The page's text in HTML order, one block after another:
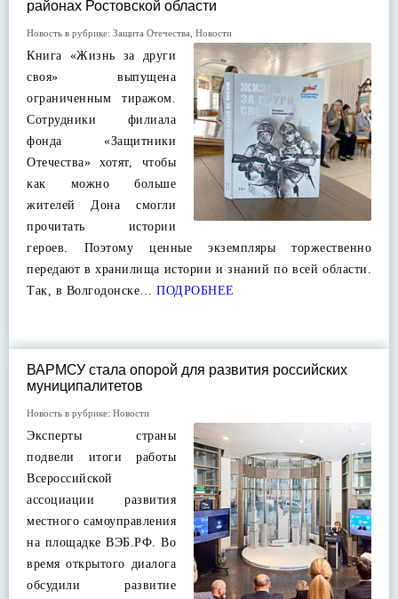
районах Ростовской области
Новость в рубрике: Защита Отечества Новости
Книга «Жизнь за други
своя» выпущена
ограниченным тиражом.
Сотрудники филиала
фонда «Защитники
Отечества» хотят, чтобы
как можно больше
жителей Дона смогли
прочитать истории
героев. Поэтому ценные экземпляры торжественно
передают в хранилища истории и знаний по всей области.
Так, в Волгодонске… ПОДРОБНЕЕ
ВАРМСУ стала опорой для развития российских
муниципалитетов
Новость в рубрике: Новости
Эксперты страны
подвели итоги работы
Всероссийской
ассоциации развития
местного самоуправления
на площадке ВЭБ.РФ. Во
время открытого диалога
обсудили развитие